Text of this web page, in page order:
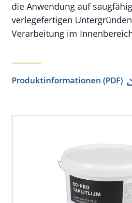
die Anwendung auf
verlegefertigen
Verarbeitung im
Produktinformationen (PDF)